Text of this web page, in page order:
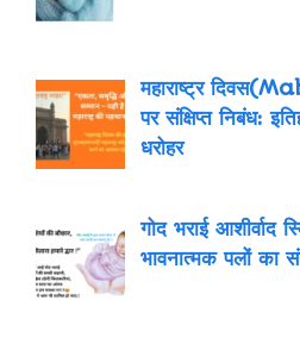
महाराष्ट्र
पर संक्षिप्त निबंध:
धरोहर
गोद भराई आशीर्वाद
भावनात्मक पलों का